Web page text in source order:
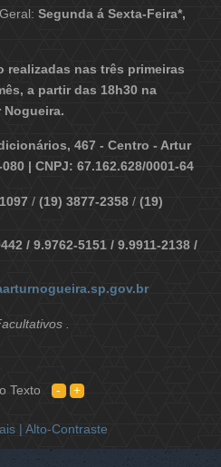
Segunda á Sexta-Feira*,
realizadas nas três primeiras
a partir das 18h30 na
Nogueira.
467 - Centro - Artur
| CNPJ: 67.162.628/0001-64
/ (19) 3877-2358 / (19)
/ 9.9762-5151 / 9.9911-2138 /
.
Texto
| Alto-Contraste